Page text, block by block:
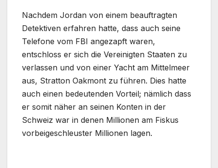
Nachdem Jordan von einem beauftragten
Detektiven erfahren hatte, dass auch seine
Telefone vom FBI angezapft waren,
entschloss er sich die Vereinigten Staaten zu
verlassen und von einer Yacht am Mittelmeer
aus, Stratton Oakmont zu führen. Dies hatte
auch einen bedeutenden Vorteil; nämlich dass
er somit näher an seinen Konten in der
Schweiz war in denen Millionen am Fiskus
vorbeigeschleuster Millionen lagen.